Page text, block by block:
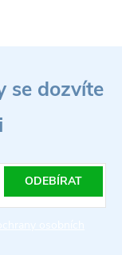
se dozvíte
ODEBÍRAT